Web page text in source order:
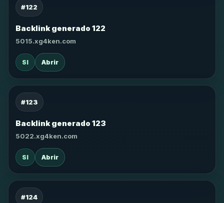
#122
Backlink generado 122
5015.xg4ken.com
SI Abrir
#123
Backlink generado 123
5022.xg4ken.com
SI Abrir
#124